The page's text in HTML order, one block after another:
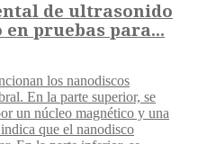
de ultrasonido
pruebas para...